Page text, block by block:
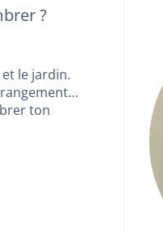
?
le jardin.
rangement…
ton